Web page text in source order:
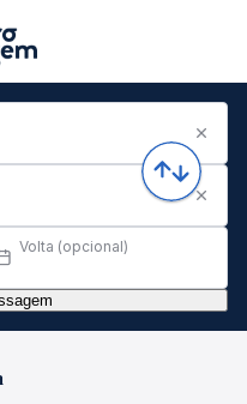
Volta (opcional)